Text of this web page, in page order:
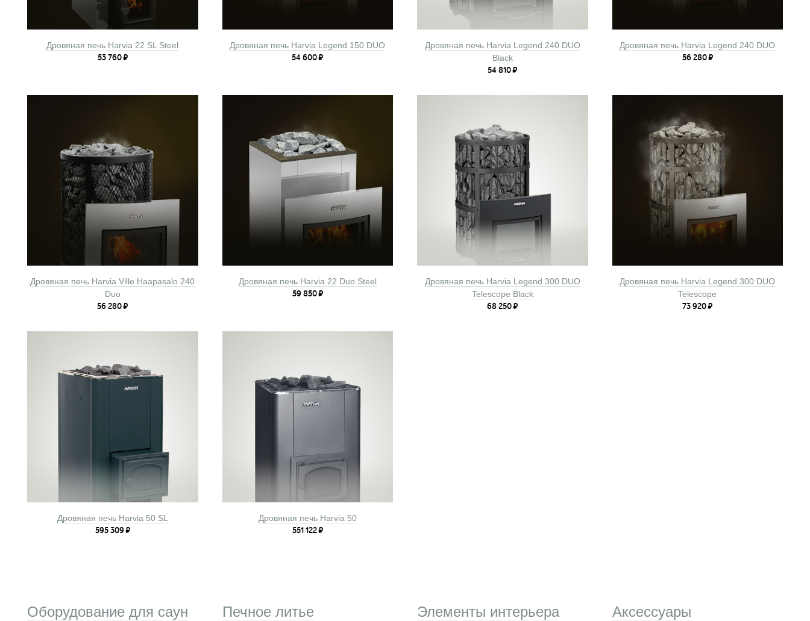
Дровяная печь Harvia 22 SL Steel
53 760₽
Дровяная печь Harvia Legend 150 DUO
54 600₽
Дровяная печь Harvia Legend 240 DUO
Black
54 810₽
Дровяная печь Harvia Legend 240 DUO
56 280₽
Дровяная печь Harvia Ville Haapasalo 240
Duo
56 280₽
Дровяная печь Harvia 22 Duo Steel
59 850₽
Дровяная печь Harvia Legend 300 DUO
Telescope Black
68 250₽
Дровяная печь Harvia Legend 300 DUO
Telescope
73 920₽
Дровяная печь Harvia 50 SL
595 309₽
Дровяная печь Harvia 50
551 122₽
Оборудование для саун Печное литье Элементы интерьера Аксессуары